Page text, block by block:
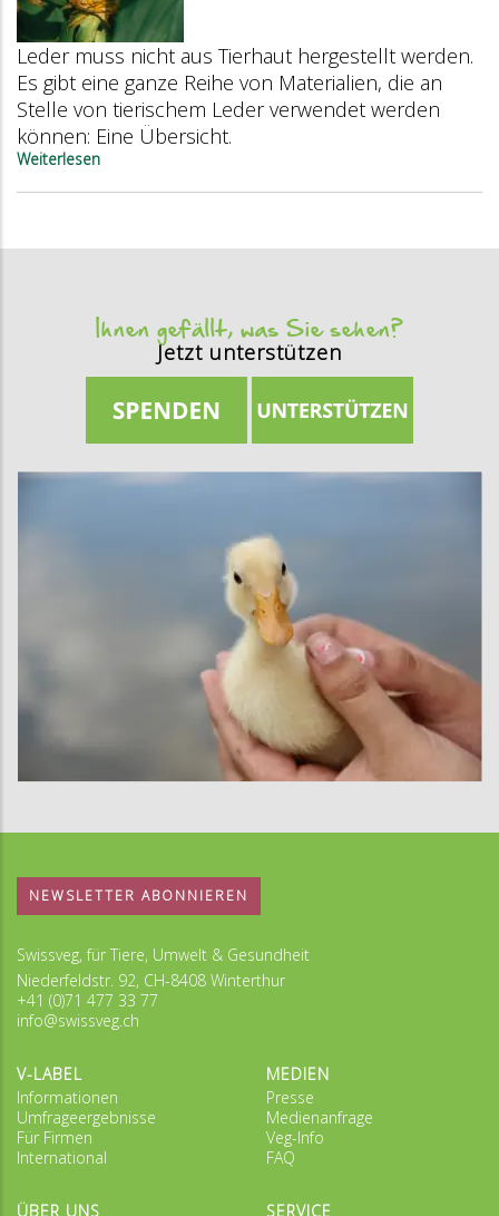
Leder muss nicht aus Tierhaut hergestellt werden.
Es gibt eine ganze Reihe von Materialien, die an
Stelle von tierischem Leder verwendet werden
können: Eine Übersicht.
Weiterlesen
Ihnen gefällt, was Sie sehen?
Jetzt unterstützen
NEWSLETTER ABONNIEREN
Swissveg, für Tiere, Umwelt & Gesundheit
Niederfeldstr. 92, CH-8408 Winterthur
+41 (0)71 477 33 77
info@swissveg.ch
V-LABEL
Informationen
Umfrageergebnisse
Für Firmen
International
MEDIEN
Presse
Medienanfrage
Veg-Info
FAQ
ÜBER UNS SERVICE